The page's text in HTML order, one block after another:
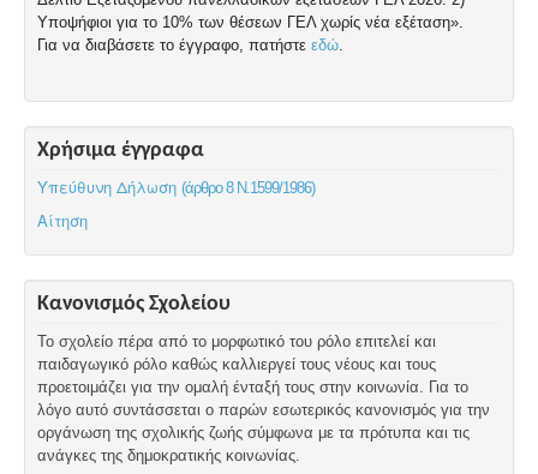
Υποψήφιοι για το 10% των θέσεων ΓΕΛ χωρίς νέα εξέταση».
Για να διαβάσετε το έγγραφο, πατήστε εδώ
Χρήσιμα έγγραφα
Υπεύθυνη Δήλωση (άρθρο 8 Ν.1599/1986)
Αίτηση
Κανονισμός Σχολείου
Το σχολείο πέρα από το μορφωτικό του ρόλο επιτελεί και
παιδαγωγικό ρόλο καθώς καλλιεργεί τους νέους και τους
προετοιμάζει για την ομαλή ένταξή τους στην κοινωνία. Για το
λόγο αυτό συντάσσεται ο παρών εσωτερικός κανονισμός για την
οργάνωση της σχολικής ζωής σύμφωνα με τα πρότυπα και τις
ανάγκες της δημοκρατικής κοινωνίας.